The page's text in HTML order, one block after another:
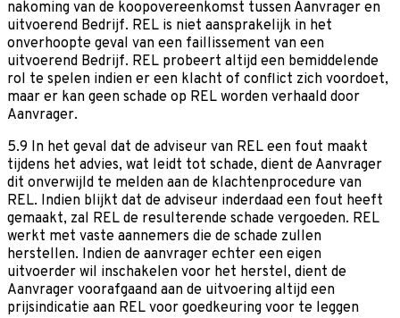
nakoming van de koopovereenkomst tussen Aanvrager en
uitvoerend Bedrijf. REL is niet aansprakelijk in het
onverhoopte geval van een faillissement van een
uitvoerend Bedrijf. REL probeert altijd een bemiddelende
rol te spelen indien er een klacht of conflict zich voordoet,
maar er kan geen schade op REL worden verhaald door
Aanvrager.
5.9 In het geval dat de adviseur van REL een fout maakt
tijdens het advies, wat leidt tot schade, dient de Aanvrager
dit onverwijld te melden aan de klachtenprocedure van
REL. Indien blijkt dat de adviseur inderdaad een fout heeft
gemaakt, zal REL de resulterende schade vergoeden. REL
werkt met vaste aannemers die de schade zullen
herstellen. Indien de aanvrager echter een eigen
uitvoerder wil inschakelen voor het herstel, dient de
Aanvrager voorafgaand aan de uitvoering altijd een
prijsindicatie aan REL voor goedkeuring voor te leggen